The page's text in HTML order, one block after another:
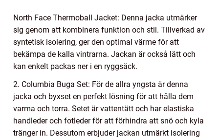
North Face Thermoball Jacket: Denna jacka utmärker
sig genom att kombinera funktion och stil. Tillverkad av
syntetisk isolering, ger den optimal värme för att
bekämpa de kalla vintrarna. Jackan är också lätt och
kan enkelt packas ner i en ryggsäck.
2. Columbia Buga Set: För de allra yngsta är denna
jacka och byxset en perfekt lösning för att hålla dem
varma och torra. Setet är vattentätt och har elastiska
handleder och fotleder för att förhindra att snö och kyla
tränger in. Dessutom erbjuder jackan utmärkt isolering